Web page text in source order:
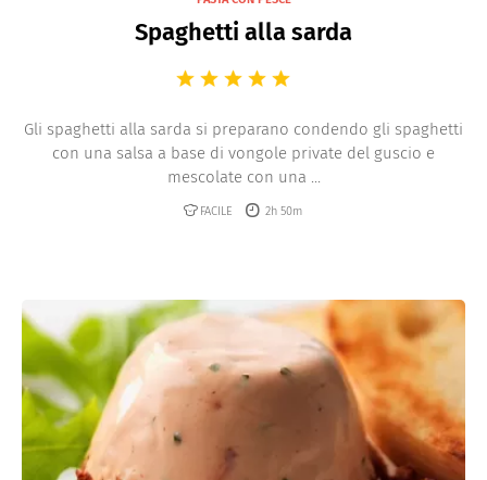
Spaghetti alla sarda
Gli spaghetti alla sarda si preparano condendo gli spaghetti
con una salsa a base di vongole private del guscio e
mescolate con una ...
FACILE 2h 50m